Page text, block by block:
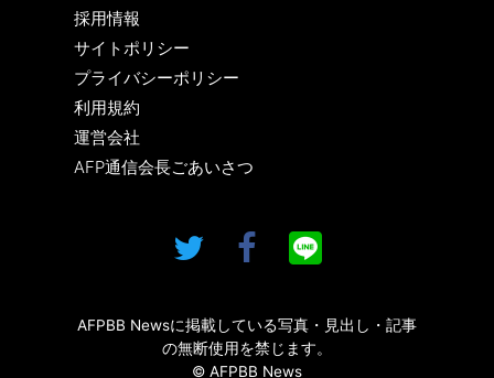
採用情報
サイトポリシー
プライバシーポリシー
利用規約
運営会社
AFP通信会長ごあいさつ
AFPBB Newsに掲載している写真・見出し・記事
の無断使用を禁じます。
© AFPBB News